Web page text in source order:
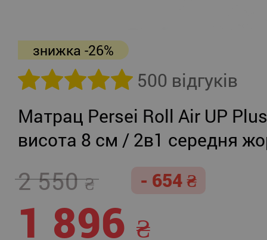
знижка -26%
500 відгуків
Матрац Persei Roll Air UP
висота 8 см / 2в1 середня
2 550 - 654
1 896